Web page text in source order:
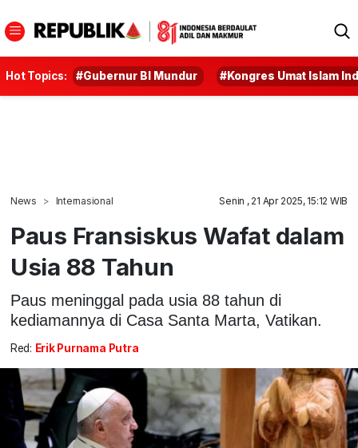
Hot Topics: #Gubernur BI Mundur #Kongres Umat Islam
News Internasional Senin , 21 Apr 2025, 15:12 WIB
Paus Fransiskus Wafat dalam
Usia 88 Tahun
Paus meninggal pada usia 88 tahun di
kediamannya di Casa Santa Marta, Vatikan.
Red: Erik Purnama Putra